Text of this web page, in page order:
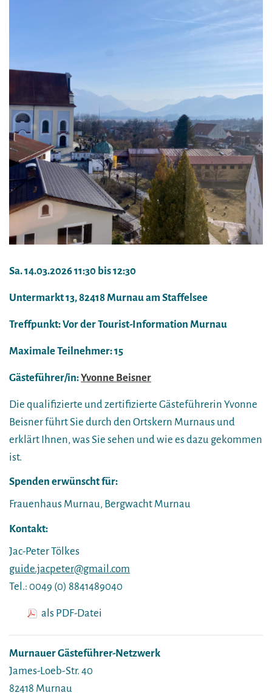
Sa. 14.03.2026 11:30 bis 12:30
Untermarkt 13, 82418 Murnau am Staffelsee
Treffpunkt: Vor der Tourist-Information Murnau
Maximale Teilnehmer: 15
Gästeführer/in:Yvonne Beisner
Die qualifizierte und zertifizierte Gästeführerin Yvonne
Beisner führt Sie durch den Ortskern Murnaus und
erklärt Ihnen, was Sie sehen und wie es dazu gekommen
ist.
Spenden erwünscht für:
Frauenhaus Murnau, Bergwacht Murnau
Kontakt:
Jac-Peter Tölkes
guide.jacpeter@gmail.com
Tel.: 0049 (0) 8841489040
als PDF-Datei
Murnauer Gästeführer-Netzwerk
James-Loeb-Str. 40
82418 Murnau